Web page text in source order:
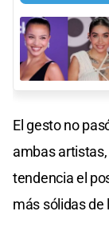
El gesto no
ambas
tendencia el
más sólidas